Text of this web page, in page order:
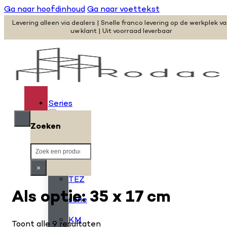
Ga naar hoofdinhoudGa naar voettekst
Levering alleen via dealers | Snelle franco levering op de werkplek
uw klant | Uit voorraad leverbaar
Series
serie
TEZ
serie
KM
Zoeken
Zoeken
×
Als optie: 35 x 17 cm
Toont alle 9 resultaten